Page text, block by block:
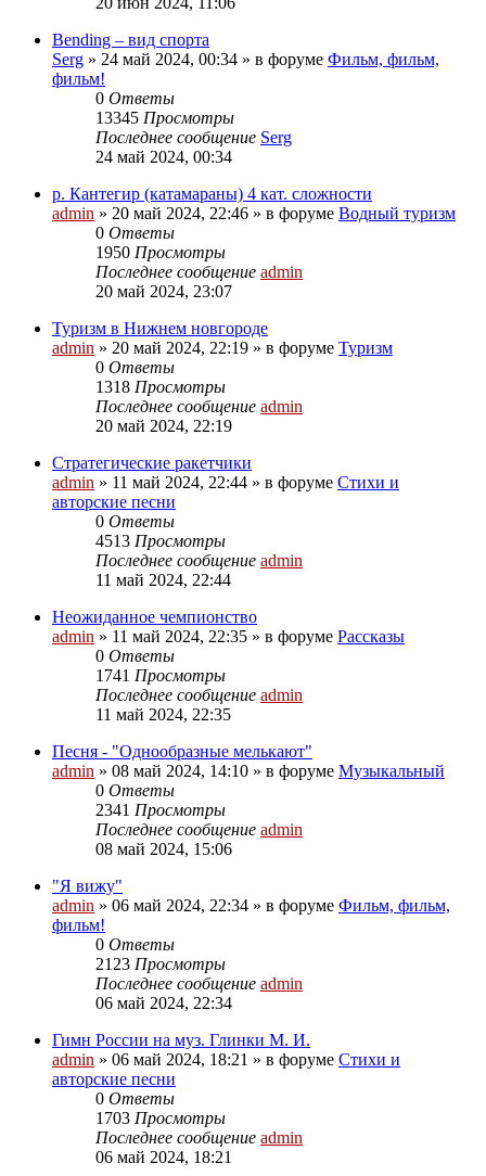
Bending – вид спорта
Serg » 24 май 2024, 00:34 » в форуме Фильм, фильм,
фильм!
0 Ответы
13345 Просмотры
Последнее сообщение Serg
24 май 2024, 00:34
р. Кантегир (катамараны) 4 кат. сложности
admin » 20 май 2024, 22:46 » в форуме Водный туризм
0 Ответы
1950 Просмотры
Последнее сообщение admin
20 май 2024, 23:07
Туризм в Нижнем новгороде
admin » 20 май 2024, 22:19 » в форуме Туризм
0 Ответы
1318 Просмотры
Последнее сообщение admin
20 май 2024, 22:19
Стратегические ракетчики
admin » 11 май 2024, 22:44 » в форуме Стихи и
авторские песни
0 Ответы
4513 Просмотры
Последнее сообщение admin
11 май 2024, 22:44
Неожиданное чемпионство
admin » 11 май 2024, 22:35 » в форуме Рассказы
0 Ответы
1741 Просмотры
Последнее сообщение admin
11 май 2024, 22:35
Песня - "Однообразные мелькают"
admin » 08 май 2024, 14:10 » в форуме Музыкальный
0 Ответы
2341 Просмотры
Последнее сообщение admin
08 май 2024, 15:06
"Я вижу"
admin » 06 май 2024, 22:34 » в форуме Фильм, фильм,
фильм!
0 Ответы
2123 Просмотры
Последнее сообщение admin
06 май 2024, 22:34
Гимн России на муз. Глинки М. И.
admin » 06 май 2024, 18:21 » в форуме Стихи и
авторские песни
0 Ответы
1703 Просмотры
Последнее сообщение admin
06 май 2024, 18:21